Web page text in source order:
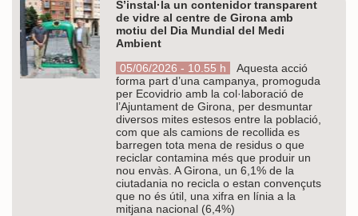
S’instal·la un contenidor transparent
de vidre al centre de Girona amb
motiu del Dia Mundial del Medi
Ambient
05/06/2026 - 10.55 h
Aquesta acció
forma part d’una campanya, promoguda
per Ecovidrio amb la col·laboració de
l’Ajuntament de Girona, per desmuntar
diversos mites estesos entre la població,
com que als camions de recollida es
barregen tota mena de residus o que
reciclar contamina més que produir un
nou envàs. A Girona, un 6,1% de la
ciutadania no recicla o estan convençuts
que no és útil, una xifra en línia a la
mitjana nacional (6,4%)